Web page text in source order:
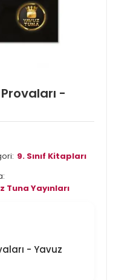
Provaları -
9. Sınıf Kitapları
Tuna Yayınları
- Yavuz